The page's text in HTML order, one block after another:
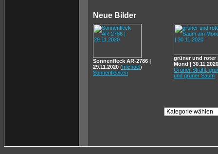
Neue Bilder
Sonnenfleck AR-2786 |
29.11.2020 (michael)
Sonnenflecken
grüner und roter
Mond | 30.11.2020
Grüner Strahl,
und grüner Saum